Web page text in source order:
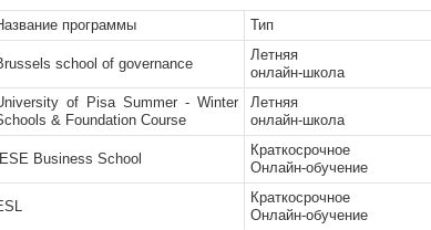
программы Тип
school of governance
Летняя
онлайн-школа
of Pisa Summer - Winter
& Foundation Course
Летняя
онлайн-школа
IESE Business School
Краткосрочное
Онлайн-обучение
Краткосрочное
Онлайн-обучение